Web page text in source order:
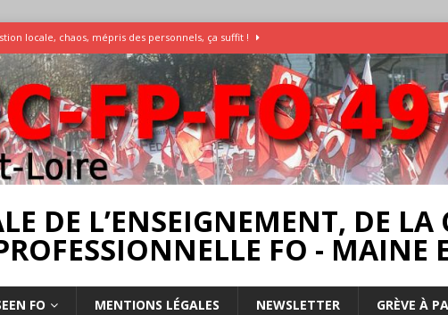
locale, chaos, mépris des personnels, ça suffit !
et condition de travail dans les écoles AESH
pour la Libération du Dr Abu Safyia – pour la Palestine
DE L’ENSEIGNEMENT, DE LA
FO - MAINE
FO MENTIONS LÉGALES NEWSLETTER GRÈVE À